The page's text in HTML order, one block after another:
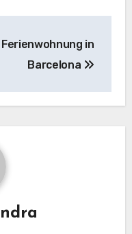
Ferienwohnung in
Barcelona